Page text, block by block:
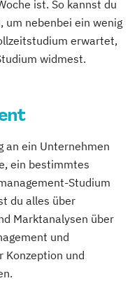
ist. So kannst du
um nebenbei ein wenig
erwartet,
widmest.
an ein Unternehmen
ein bestimmtes
Studium
du alles über
Marktanalysen über
und
Konzeption und